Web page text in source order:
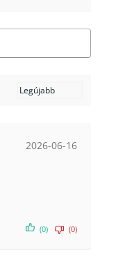
2026-06-16
(0) (0)